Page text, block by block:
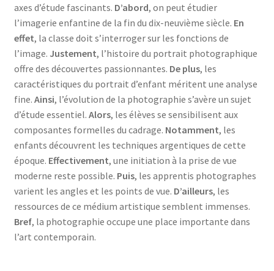
axes d’étude fascinants. D’abord, on peut étudier
l’imagerie enfantine de la fin du dix-neuvième siècle. En
effet, la classe doit s’interroger sur les fonctions de
l’image. Justement, l’histoire du portrait photographique
offre des découvertes passionnantes. De plus, les
caractéristiques du portrait d’enfant méritent une analyse
fine. Ainsi, l’évolution de la photographie s’avère un sujet
d’étude essentiel. Alors, les élèves se sensibilisent aux
composantes formelles du cadrage. Notamment, les
enfants découvrent les techniques argentiques de cette
époque. Effectivement, une initiation à la prise de vue
moderne reste possible. Puis, les apprentis photographes
varient les angles et les points de vue. D’ailleurs, les
ressources de ce médium artistique semblent immenses.
Bref, la photographie occupe une place importante dans
l’art contemporain.